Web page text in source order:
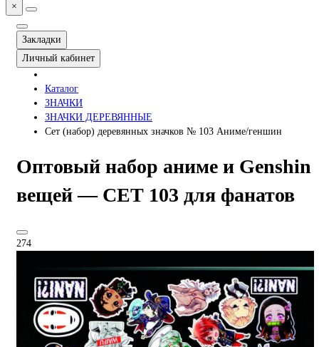
×
Закладки
Личный кабинет
Каталог
ЗНАЧКИ
ЗНАЧКИ ДЕРЕВЯННЫЕ
Сет (набор) деревянных значков № 103 Аниме/геншин
Оптовый набор аниме и Genshin
вещей — СЕТ 103 для фанатов
274